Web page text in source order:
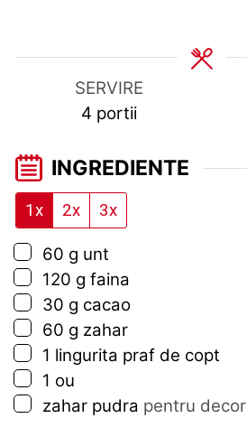
SERVIRE
4 portii
INGREDIENTE
1x 2x 3x
▢
60 g unt
▢
120 g faina
▢
30 g cacao
▢
60 g zahar
▢
1 lingurita praf de copt
▢
1 ou
▢
zahar pudra pentru decor